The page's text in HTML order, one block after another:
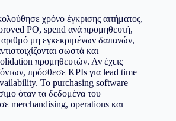
χρόνο έγκρισης αιτήματος,
PO, spend ανά προμηθευτή,
μη εγκεκριμένων δαπανών,
σωστά και
προμηθευτών. Αν έχεις
πρόσθεσε KPIs για lead time
Το purchasing software
όταν τα δεδομένα του
merchandising, operations και